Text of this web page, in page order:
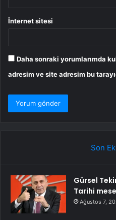
İnternet sitesi
Daha sonraki yorumlarımda
adresim ve site adresim bu
Son
Gürsel
Tarihi
Ağustos 7,